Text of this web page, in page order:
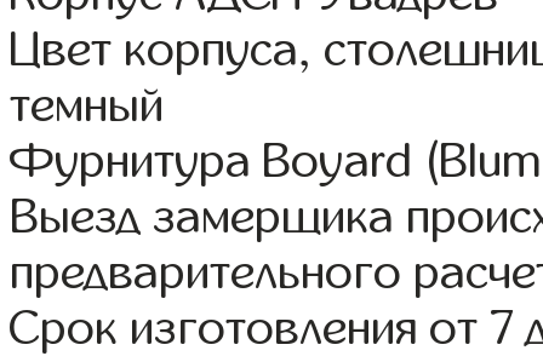
Цвет корпуса,
темный
Фурнитура Boyard
Выезд замерщика
предварительного
Срок изготовления от 7